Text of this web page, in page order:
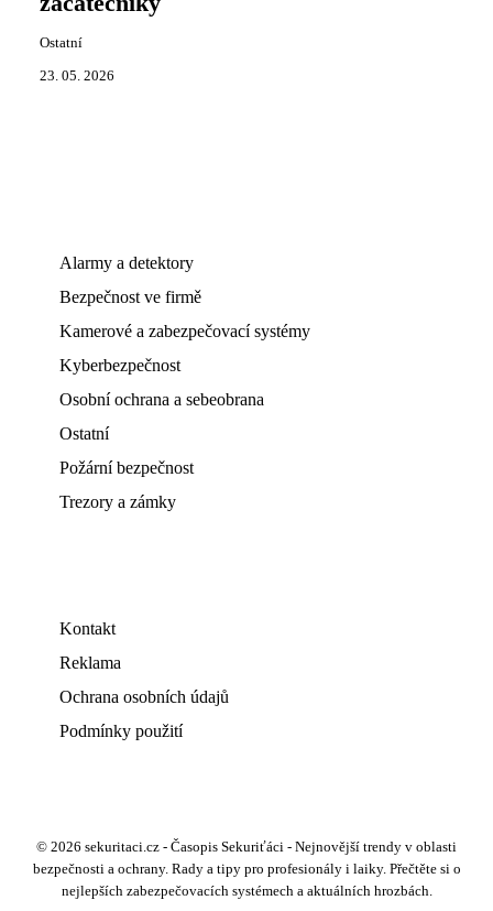
Ostatní
23. 05. 2026
Alarmy a detektory
Bezpečnost ve firmě
Kamerové a zabezpečovací systémy
Kyberbezpečnost
Osobní ochrana a sebeobrana
Ostatní
Požární bezpečnost
Trezory a zámky
Kontakt
Reklama
Ochrana osobních údajů
Podmínky použití
© 2026 sekuritaci.cz - Časopis Sekuriťáci - Nejnovější trendy v oblasti
bezpečnosti a ochrany. Rady a tipy pro profesionály i laiky. Přečtěte si o
nejlepších zabezpečovacích systémech a aktuálních hrozbách.